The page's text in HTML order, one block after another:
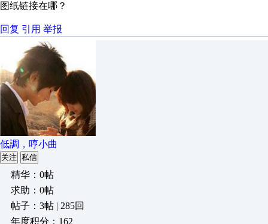
图纸链接在哪？
回复 引用 举报
低調，哼小曲
关注 私信
精华：0帖
求助：0帖
帖子：3帖 | 285回
年度积分：162